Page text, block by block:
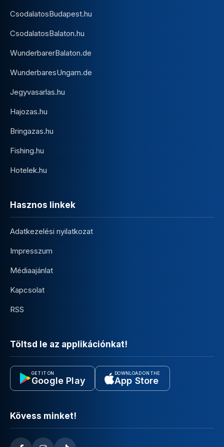
CsodalatosBudapest.hu
CsodalatosBalaton.hu
WunderbarerBalaton.de
WunderbaresUngarn.de
Jegyvasarlas.hu
Hajozas.hu
Bringazas.hu
Fishing.hu
Hotelek.hu
Hasznos linkek
Adatkezelési nyilatkozat
Impresszum
Médiaajánlat
Kapcsolat
RSS
Töltsd le az applikációnkat!
GET IT ON
Google Play
DOWNLOAD ON THE
App Store
Kövess minket!